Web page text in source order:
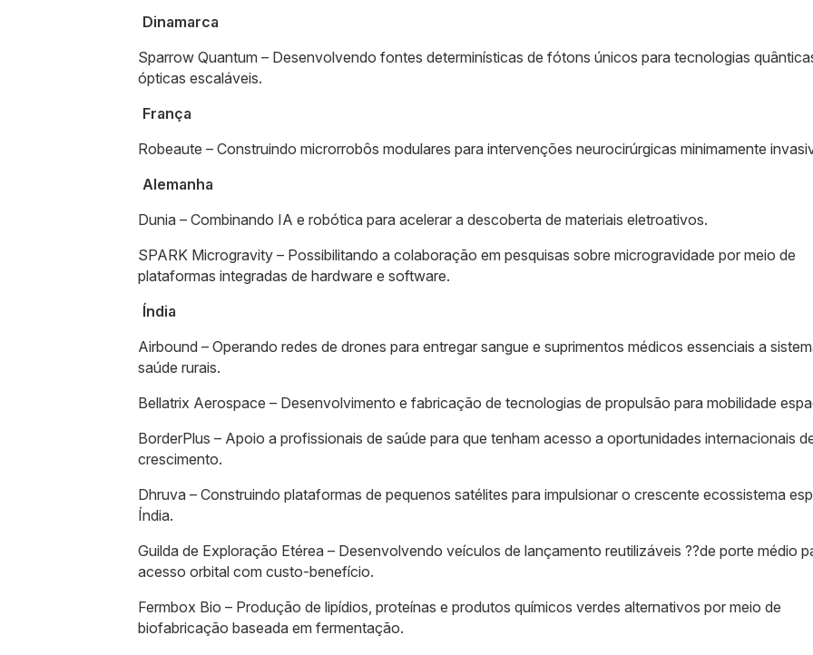
Dinamarca
Sparrow Quantum – Desenvolvendo fontes determinísticas de fótons únicos para tecnologias
ópticas escaláveis.
França
Robeaute – Construindo microrrobôs modulares para intervenções neurocirúrgicas minimamente
Alemanha
Dunia – Combinando IA e robótica para acelerar a descoberta de materiais eletroativos.
SPARK Microgravity – Possibilitando a colaboração em pesquisas sobre microgravidade por meio de
plataformas integradas de hardware e software.
Índia
Airbound – Operando redes de drones para entregar sangue e suprimentos médicos essenciais a
saúde rurais.
Bellatrix Aerospace – Desenvolvimento e fabricação de tecnologias de propulsão para mobilidade
BorderPlus – Apoio a profissionais de saúde para que tenham acesso a oportunidades internacionais
crescimento.
Dhruva – Construindo plataformas de pequenos satélites para impulsionar o crescente ecossistema
Índia.
Guilda de Exploração Etérea – Desenvolvendo veículos de lançamento reutilizáveis ??de porte médio
acesso orbital com custo-benefício.
Fermbox Bio – Produção de lipídios, proteínas e produtos químicos verdes alternativos por meio de
biofabricação baseada em fermentação.